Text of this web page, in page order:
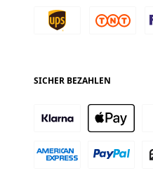
SICHER BEZAHLEN